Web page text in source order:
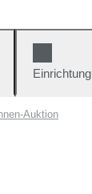
Einrichtung
Auktion